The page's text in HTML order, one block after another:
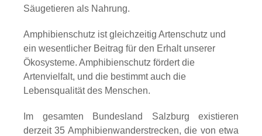
Säugetieren als Nahrung.
Amphibienschutz ist gleichzeitig Artenschutz und
ein wesentlicher Beitrag für den Erhalt unserer
Ökosysteme. Amphibienschutz fördert die
Artenvielfalt, und die bestimmt auch die
Lebensqualität des Menschen.
Im gesamten Bundesland Salzburg existieren
derzeit 35 Amphibienwanderstrecken, die von etwa